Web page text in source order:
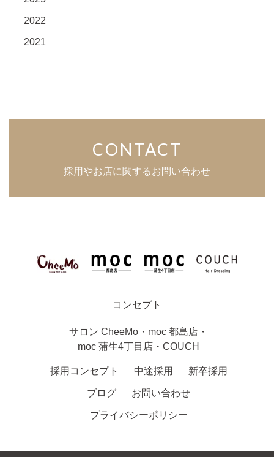
2022
2021
CONTACT
採用やお店に関するお問い合わせ
コンセプト
サロン CheeMo ・ moc 都島店 ・
moc 蒲生4丁目店 ・ COUCH
採用コンセプト 中途採用 新卒採用
ブログ お問い合わせ
プライバシーポリシー